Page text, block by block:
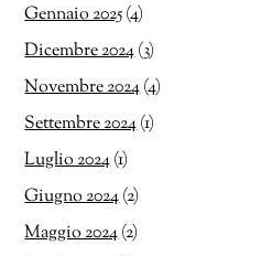
Gennaio 2025(4)
Dicembre 2024(3)
Novembre 2024(4)
Settembre 2024(1)
Luglio 2024(1)
Giugno 2024(2)
Maggio 2024(2)